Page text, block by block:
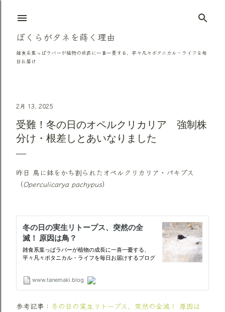
スキップしてメイン コンテンツに移動
ぼくらがタネを蒔く理由
雑食系葉っぱラバーが植物の成長に一喜一憂する、平々凡々ボタニカル・ライフを毎
日お届け
2月 13, 2025
受難！冬の日のオペルクリカリア 強制株
分け・根差しとあいなりました
昨日 鳥に鉢をかち割られたオペルクリカリア・パキプス
（Operculicarya pachypus）
参考記事： 冬の日の実生リトープス、突然の全滅！ 原因は